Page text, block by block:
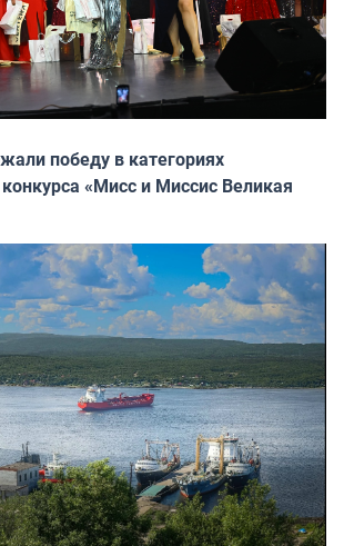
победу в категориях
конкурса «Мисс и Миссис Великая